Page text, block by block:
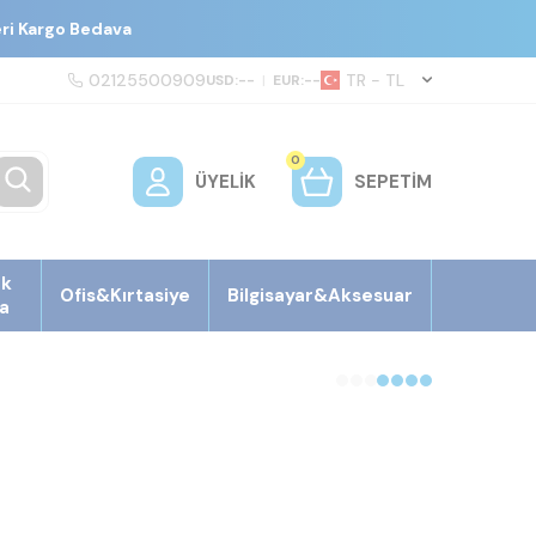
Kargo Bedava
02125500909USD:-- | EUR:-- TR − TL
ÜYELIK
0
SEPETIM
Ofis&Kırtasiye Bilgisayar&Aksesuar